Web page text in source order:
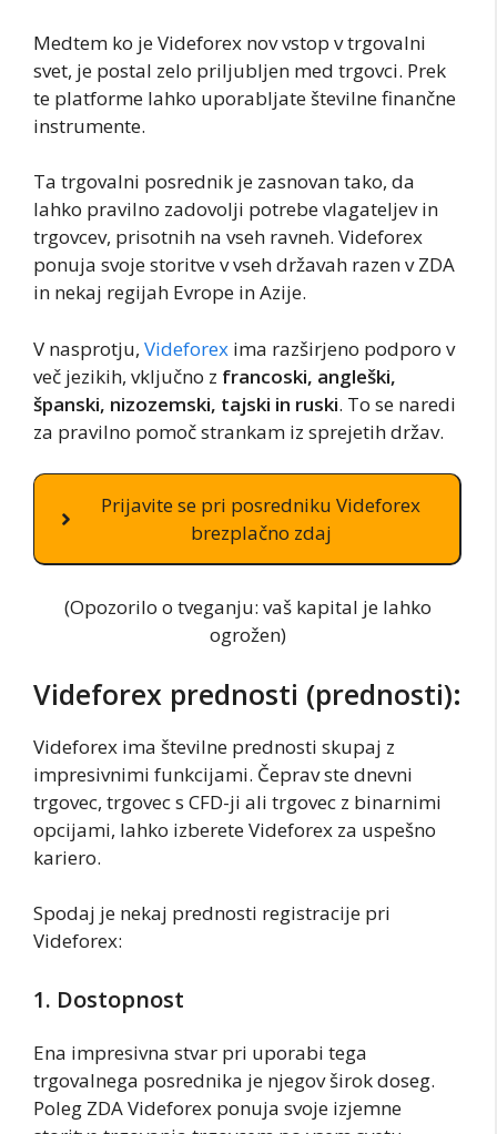
Medtem ko je Videforex nov vstop v trgovalni
svet, je postal zelo priljubljen med trgovci. Prek
te platforme lahko uporabljate številne finančne
instrumente.
Ta trgovalni posrednik je zasnovan tako, da
lahko pravilno zadovolji potrebe vlagateljev in
trgovcev, prisotnih na vseh ravneh. Videforex
ponuja svoje storitve v vseh državah razen v ZDA
in nekaj regijah Evrope in Azije.
V nasprotju, Videforex ima razširjeno podporo v
več jezikih, vključno z francoski, angleški,
španski, nizozemski, tajski in ruski. To se naredi
za pravilno pomoč strankam iz sprejetih držav.
Prijavite se pri posredniku Videforex
brezplačno zdaj
(Opozorilo o tveganju: vaš kapital je lahko
ogrožen)
Videforex prednosti (prednosti):
Videforex ima številne prednosti skupaj z
impresivnimi funkcijami. Čeprav ste dnevni
trgovec, trgovec s CFD-ji ali trgovec z binarnimi
opcijami, lahko izberete Videforex za uspešno
kariero.
Spodaj je nekaj prednosti registracije pri
Videforex:
1. Dostopnost
Ena impresivna stvar pri uporabi tega
trgovalnega posrednika je njegov širok doseg.
Poleg ZDA Videforex ponuja svoje izjemne